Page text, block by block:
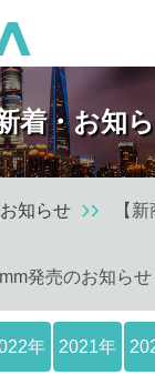
着・お知
知らせ 【
発売のお知らせ
年 2021年